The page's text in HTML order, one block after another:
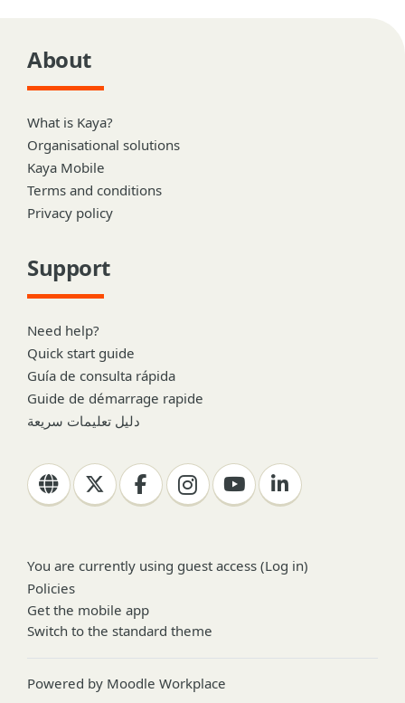
About
What is Kaya?
Organisational solutions
Kaya Mobile
Terms and conditions
Privacy policy
Support
Need help?
Quick start guide
Guía de consulta rápida
Guide de démarrage rapide
دليل تعليمات سريعة
You are currently using guest access (Log in)
Policies
Get the mobile app
Switch to the standard theme
Powered by Moodle Workplace